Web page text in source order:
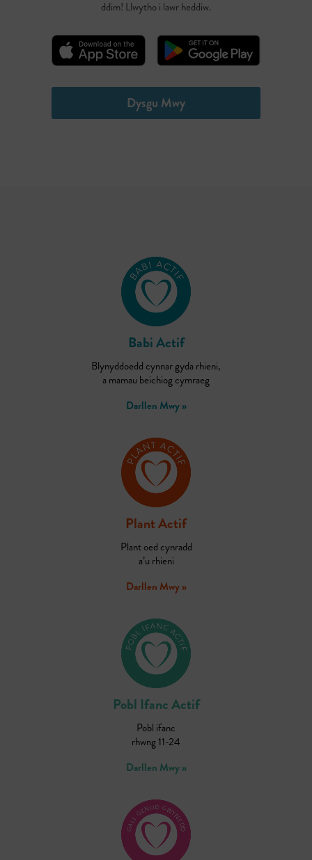
ddim! Llwytho i lawr heddiw.
Dysgu Mwy
Babi Actif
Blynyddoedd cynnar gyda rhieni,
a mamau beichiog cymraeg
Darllen Mwy »
Plant Actif
Plant oed cynradd
a’u rhieni
Darllen Mwy »
Pobl Ifanc Actif
Pobl ifanc
rhwng 11-24
Darllen Mwy »